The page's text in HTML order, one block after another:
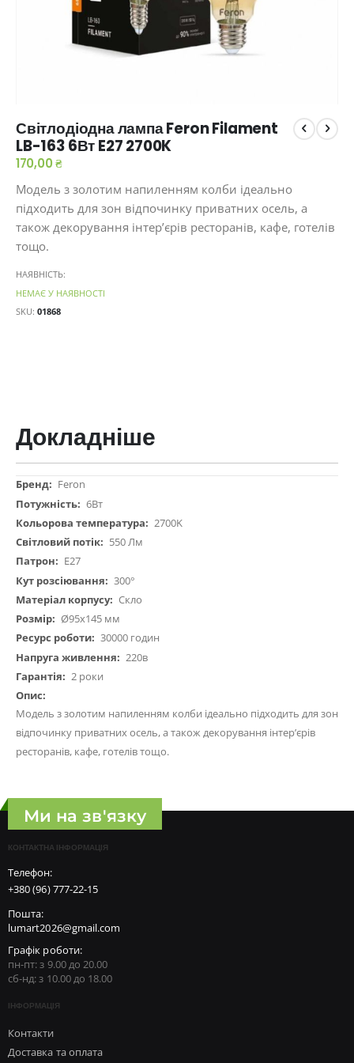
до
початку
галереї
Світлодіодна лампа Feron Filament
LB-163 6Вт E27 2700K
170,00 ₴
Модель з золотим напиленням колби ідеально
підходить для зон відпочинку приватних осель, а
також декорування інтер’єрів ресторанів, кафе, готелів
тощо.
НАЯВНІСТЬ:
НЕМАЄ У НАЯВНОСТІ
SKU 01868
Докладніше
Докладніше
Feron
6Вт
2700K
550 Лм
Е27
300°
Скло
Ø95х145 мм
30000 годин
220в
2 роки
Модель з золотим напиленням колби ідеально підходить для зон
відпочинку приватних осель, а також декорування інтер’єрів
ресторанів, кафе, готелів тощо.
Ми на зв'язку
КОНТАКТНА ІНФОРМАЦІЯ
Телефон:
+380 (96) 777-22-15
Пошта:
lumart2026@gmail.com
Графік роботи:
пн-пт: з 9.00 до 20.00
сб-нд: з 10.00 до 18.00
ІНФОРМАЦІЯ
Контакти
Доставка та оплата